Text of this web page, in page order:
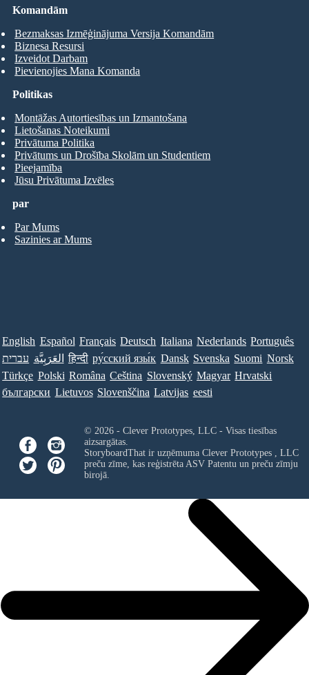
Komandām
Bezmaksas Izmēģinājuma Versija Komandām
Biznesa Resursi
Izveidot Darbam
Pievienojies Mana Komanda
par
Par Mums
Sazinies ar Mums
Politikas
Montāžas Autortiesības un Izmantošana
Lietošanas Noteikumi
Privātuma Politika
Privātums un Drošība Skolām un Studentiem
Pieejamība
Jūsu Privātuma Izvēles
English Español Français Deutsch Italiana Nederlands Português
עברית العَرَبِيَّة हिन्दी ру́сский язы́к Dansk Svenska Suomi Norsk
Türkçe Polski Româna Ceština Slovenský Magyar Hrvatski
български Lietuvos Slovenščina Latvijas eesti
© 2026 - Clever Prototypes, LLC - Visas tiesības
aizsargātas.
StoryboardThat ir uzņēmuma Clever Prototypes , LLC
preču zīme, kas reģistrēta ASV Patentu un preču zīmju
birojā.